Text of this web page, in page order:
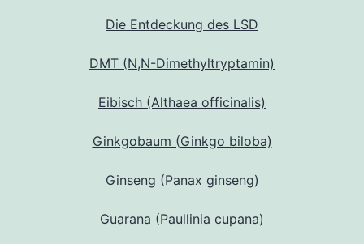
Die Entdeckung des LSD
DMT (N,N-Dimethyltryptamin)
Eibisch (Althaea officinalis)
Ginkgobaum (Ginkgo biloba)
Ginseng (Panax ginseng)
Guarana (Paullinia cupana)